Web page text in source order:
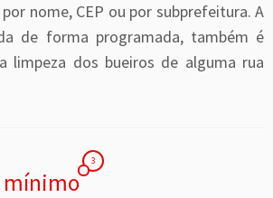
nome, CEP ou por subprefeitura. A
de forma programada, também é
limpeza dos bueiros de alguma rua
mínimo
3